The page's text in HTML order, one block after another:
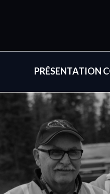
PRÉSENTATION